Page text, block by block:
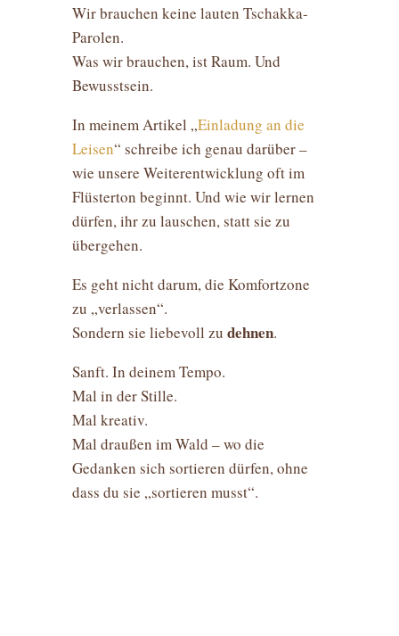
Wir brauchen keine lauten Tschakka-
Parolen.
Was wir brauchen, ist Raum. Und
Bewusstsein.
In meinem Artikel „Einladung an die
Leisen“ schreibe ich genau darüber –
wie unsere Weiterentwicklung oft im
Flüsterton beginnt. Und wie wir lernen
dürfen, ihr zu lauschen, statt sie zu
übergehen.
Es geht nicht darum, die Komfortzone
zu „verlassen“.
Sondern sie liebevoll zu dehnen.
Sanft. In deinem Tempo.
Mal in der Stille.
Mal kreativ.
Mal draußen im Wald – wo die
Gedanken sich sortieren dürfen, ohne
dass du sie „sortieren musst“.